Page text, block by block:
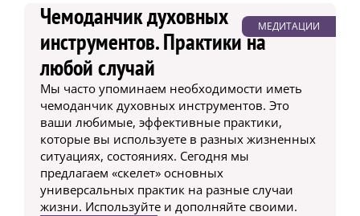
МЕДИТАЦИИ
Чемоданчик духовных
инструментов. Практики на
любой случай
Мы часто упоминаем необходимости иметь
чемоданчик духовных инструментов. Это
ваши любимые, эффективные практики,
которые вы используете в разных жизненных
ситуациях, состояниях. Сегодня мы
предлагаем «скелет» основных
универсальных практик на разные случаи
жизни. Используйте и дополняйте своими.